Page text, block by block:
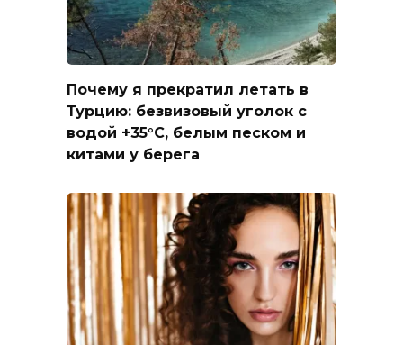
Почему я прекратил летать в
Турцию: безвизовый уголок с
водой +35°C, белым песком и
китами у берега